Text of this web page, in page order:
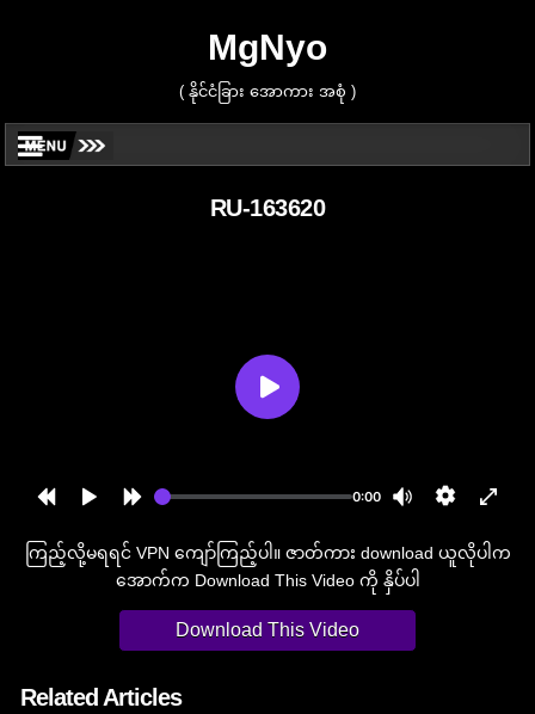
MgNyo
( နိုင်ငံခြား အောကား အစုံ )
RU-163620
0:00
ကြည့်လို့မရရင် VPN ကျော်ကြည့်ပါ။ ဇာတ်ကား download ယူလိုပါက
အောက်က Download This Video ကို နှိပ်ပါ
Download This Video
Related Articles